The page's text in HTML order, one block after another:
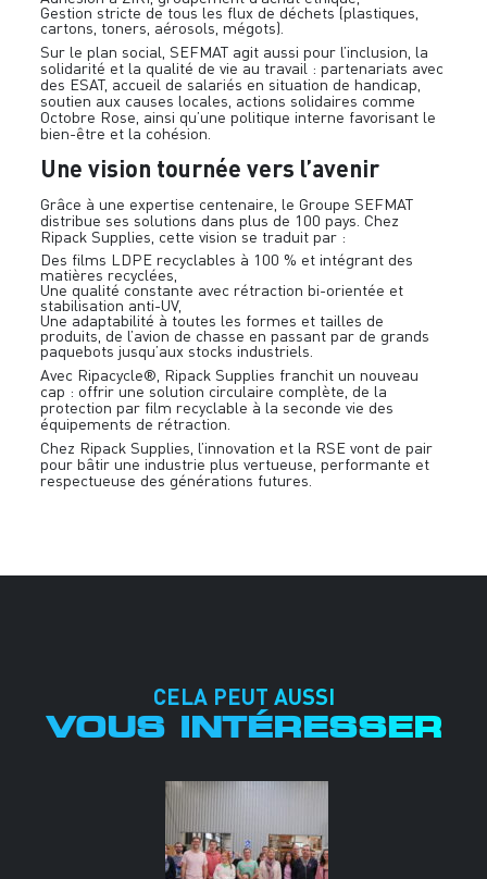
Gestion stricte de tous les flux de déchets (plastiques,
cartons, toners, aérosols, mégots).
Sur le plan social, SEFMAT agit aussi pour l’inclusion, la
solidarité et la qualité de vie au travail : partenariats avec
des ESAT, accueil de salariés en situation de handicap,
soutien aux causes locales, actions solidaires comme
Octobre Rose, ainsi qu’une politique interne favorisant le
bien-être et la cohésion.
Une vision tournée vers l’avenir
Grâce à une expertise centenaire, le Groupe SEFMAT
distribue ses solutions dans plus de 100 pays. Chez
Ripack Supplies, cette vision se traduit par :
Des films LDPE recyclables à 100 % et intégrant des
matières recyclées,
Une qualité constante avec rétraction bi-orientée et
stabilisation anti-UV,
Une adaptabilité à toutes les formes et tailles de
produits, de l’avion de chasse en passant par de grands
paquebots jusqu’aux stocks industriels.
Avec Ripacycle®, Ripack Supplies franchit un nouveau
cap : offrir une solution circulaire complète, de la
protection par film recyclable à la seconde vie des
équipements de rétraction.
Chez Ripack Supplies, l’innovation et la RSE vont de pair
pour bâtir une industrie plus vertueuse, performante et
respectueuse des générations futures.
CELA PEUT AUSSI
VOUS INTÉRESSER